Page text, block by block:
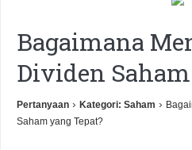
Bagaimana
Dividen
Pertanyaan › Kategori: Saham ›
Saham yang Tepat?